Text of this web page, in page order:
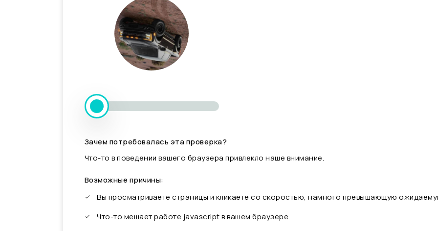
Зачем потребовалась эта проверка?
Что-то в поведении вашего браузера привлекло наше внимание.
Возможные причины:
Вы просматриваете страницы и кликаете со скоростью, намного превышающую
Что-то мешает работе javascript в вашем браузере